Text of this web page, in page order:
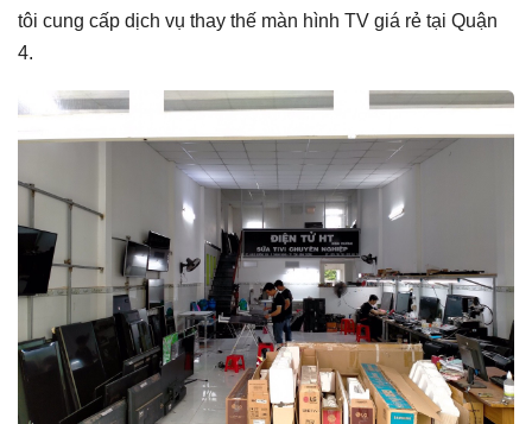
tôi cung cấp dịch vụ thay thế màn hình TV giá rẻ tại Quận
4.